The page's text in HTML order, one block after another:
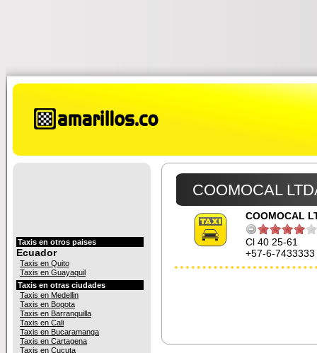
Taxis en otros paises
Ecuador
Taxis en Quito
Taxis en Guayaquil
Taxis en otras ciudades
Taxis en Medellin
Taxis en Bogota
Taxis en Barranquilla
Taxis en Cali
Taxis en Bucaramanga
Taxis en Cartagena
Taxis en Cucuta
COOMOCAL
COOMOCAL
Cl 40 25-61
+57-6-7433333